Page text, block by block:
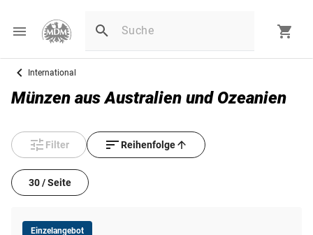
International
Münzen aus Australien und Ozeanien
Filter Reihenfolge
30 / Seite
Einzelangebot